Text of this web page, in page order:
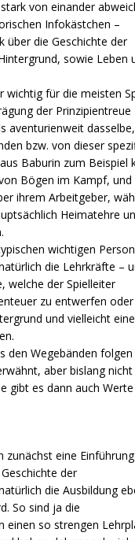
von einander
Infokästchen –
über die Geschichte der
sowie Leben
wichtig für die meisten
der Prinzipientreue
aventurienweit dasselbe,
bzw. von dieser
Baburin zum Beispiel
Bögen im Kampf, und
ihrem Arbeitgeber,
Heimatehre
wichtigen
die Lehrkräfte –
welche der Spielleiter
zu entwerfen oder
und vielleicht
den Wegebänden
aber bislang nicht
gibt es dann auch
zunächst eine Einführung
der
die Ausbildung
So sind ja die
einen so strengen